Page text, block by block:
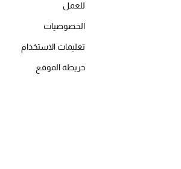
للعمل
الخصوصيات
تعليمات الاستخدام
خريطة الموقع